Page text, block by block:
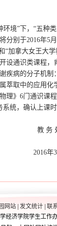
境”下，“五种
分别于2016年
“加拿大女王大
设通识类课程
疾病的分子机
萃取中的应用化
理》6门通识
系统，确认上课
月11
网站 发文统计 联
经济学院学生工作